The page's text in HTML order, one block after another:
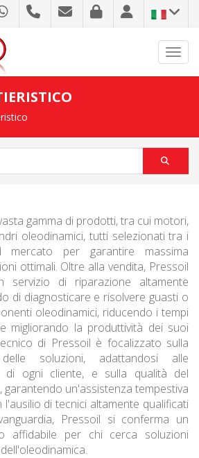
gamma di prodotti, tra cui motori,
oleodinamici, tutti selezionati tra i
mercato per garantire massima
ottimali. Oltre alla vendita, Pressoil
servizio di riparazione altamente
di diagnosticare e risolvere guasti o
oleodinamici, riducendo i tempi
migliorando la produttività dei suoi
di Pressoil è focalizzato sulla
delle soluzioni, adattandosi alle
di ogni cliente, e sulla qualità del
garantendo un'assistenza tempestiva
di tecnici altamente qualificati
Pressoil si conferma un
affidabile per chi cerca soluzioni